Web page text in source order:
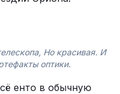
Но красивая. И
оптики.
енто в обычную